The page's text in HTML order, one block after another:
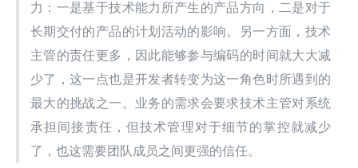
力：一是基于技术能力所产生的产品方向，二是对于
长期交付的产品的计划活动的影响。另一方面，技术
主管的责任更多，因此能够参与编码的时间就大大减
少了，这一点也是开发者转变为这一角色时所遇到的
最大的挑战之一。业务的需求会要求技术主管对系统
承担间接责任，但技术管理对于细节的掌控就减少
了，也这需要团队成员之间更强的信任。